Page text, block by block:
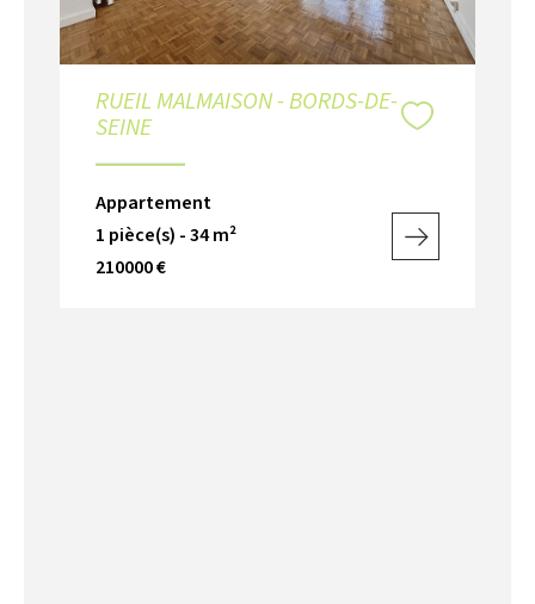
RUEIL MALMAISON - BORDS-DE-
SEINE
Appartement
1 pièce(s) - 34 m²
210000 €